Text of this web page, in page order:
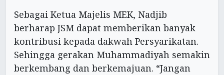
Sebagai Ketua Majelis MEK, Nadjib
berharap JSM dapat memberikan banyak
kontribusi kepada dakwah Persyarikatan.
Sehingga gerakan Muhammadiyah semakin
berkembang dan berkemajuan. “Jangan